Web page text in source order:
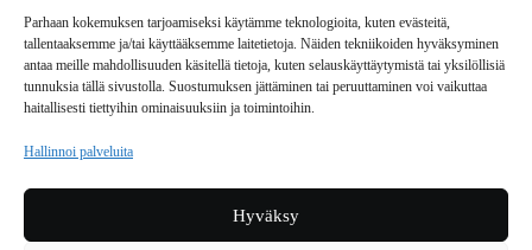
Parhaan kokemuksen tarjoamiseksi käytämme teknologioita, kuten evästeitä,
tallentaaksemme ja/tai käyttääksemme laitetietoja. Näiden tekniikoiden hyväksyminen
antaa meille mahdollisuuden käsitellä tietoja, kuten selauskäyttäytymistä tai yksilöllisiä
tunnuksia tällä sivustolla. Suostumuksen jättäminen tai peruuttaminen voi vaikuttaa
haitallisesti tiettyihin ominaisuuksiin ja toimintoihin.
Hallinnoi palveluita
Hyväksy
UUTISKIRJE
MAINOSTAJILLE
VASTAMAINOKSET
JAKELUPAIKAT
REKISTERISELOSTE
TILAUKSEN PERUUTUSPYYNTÖ